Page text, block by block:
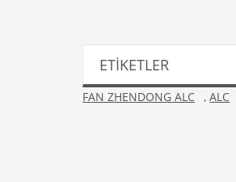
ETIKETLER
FAN ZHENDONG ALC , ALC